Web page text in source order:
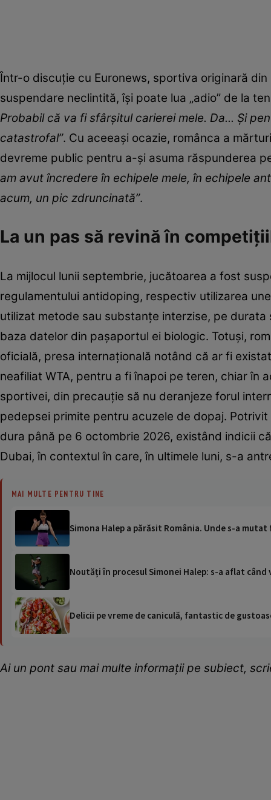
Într-o discuție cu Euronews, sportiva originară
suspendare neclintită, își poate lua „adio” de la
Probabil că va fi sfârşitul carierei mele. Da... Şi
catastrofal”. Cu aceeași ocazie, românca a
devreme public pentru a-şi asuma răspunderea
am avut încredere în echipele mele, în echipele
acum, un pic zdruncinată”.
La un pas să revină în
La mijlocul lunii septembrie, jucătoarea a fost
regulamentului antidoping, respectiv utilizarea
utilizat metode sau substanțe interzise, pe
baza datelor din pașaportul ei biologic. Totuși,
oficială, presa internațională notând că ar fi
neafiliat WTA, pentru a fi înapoi pe teren, chiar în
sportivei, din precauție să nu deranjeze forul
pedepsei primite pentru acuzele de dopaj.
dura până pe 6 octombrie 2026, existând indicii
Dubai, în contextul în care, în ultimele luni, s-a
MAI MULTE PENTRU TINE
Simona Halep a părăsit România. Unde s-a
Noutăți în procesul Simonei Halep: s-a aflat
Delicii pe vreme de caniculă, fantastic de
Ai un pont sau mai multe informații pe subiect,